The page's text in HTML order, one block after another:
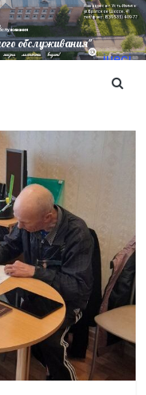
juecj
@mail
обслуживания"
Наш адрес в г. Усть-Илимск:
ул. Братское Шоссе, 41
тел/факс: 8(395-35) 4-09-77
личности ведет!